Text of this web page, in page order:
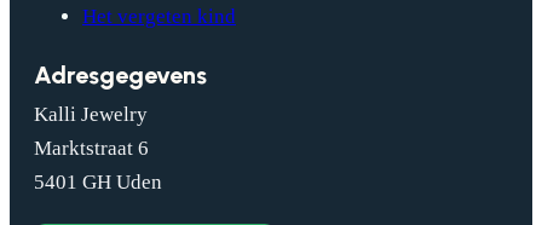
Het vergeten kind
Adresgegevens
Kalli Jewelry
Marktstraat 6
5401 GH Uden